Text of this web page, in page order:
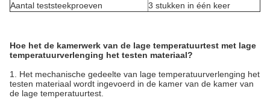
Aantal teststeekproeven
3 stukken in één keer
Hoe het de kamerwerk van de lage temperatuurtest met lage
temperatuurverlenging het testen materiaal?
1. Het mechanische gedeelte van lage temperatuurverlenging het
testen materiaal wordt ingevoerd in de kamer van de kamer van
de lage temperatuurtest.